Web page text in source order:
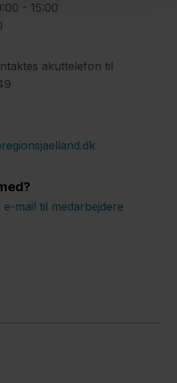
- 15:00
akuttelefon til
mail til medarbejdere